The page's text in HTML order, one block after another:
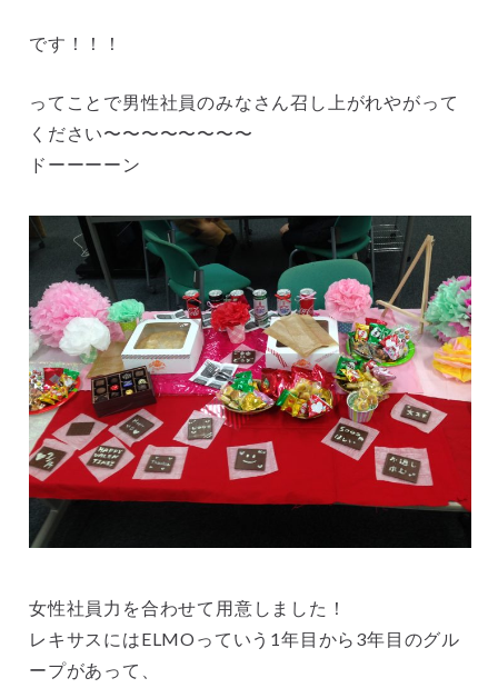
です！！！
ってことで男性社員のみなさん召し上がれやがって
ください〜〜〜〜〜〜〜〜
ドーーーーン
女性社員力を合わせて用意しました！
レキサスにはELMOっていう1年目から3年目のグル
ープがあって、